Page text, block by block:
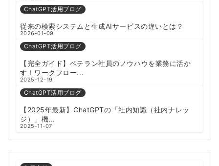
ChatGPT活用ブログ
従来の検索システムと生成AIサービスの違いとは？
2026-01-09
ChatGPT活用ブログ
【完全ガイド】ベテラン社員のノウハウを業務に活か
す！ワークフロー...
2025-12-19
ChatGPT活用ブログ
【2025年最新】ChatGPTの「社内知識（社内ナレッ
ジ）」機...
2025-11-07